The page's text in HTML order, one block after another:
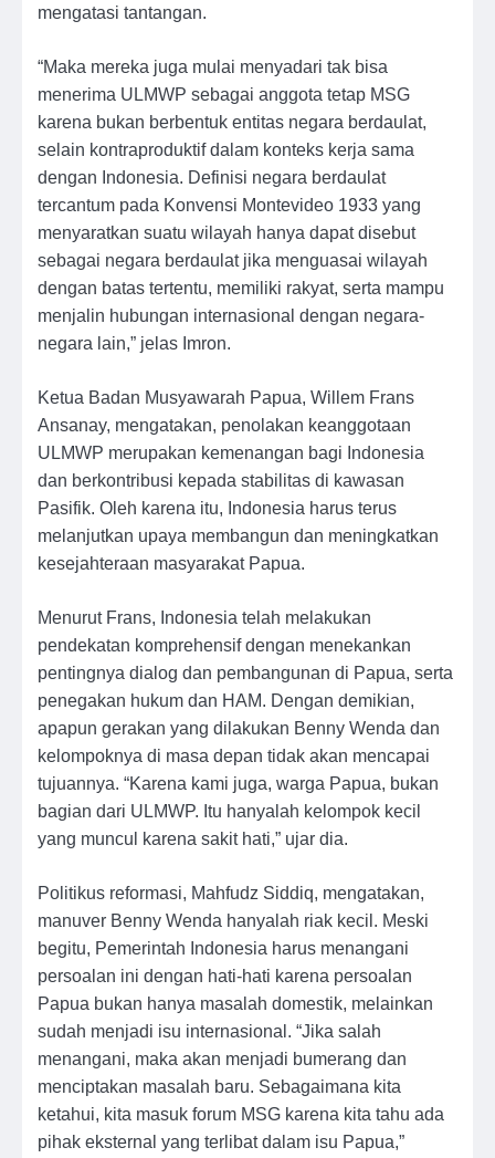
mengatasi tantangan.
“Maka mereka juga mulai menyadari tak bisa
menerima ULMWP sebagai anggota tetap MSG
karena bukan berbentuk entitas negara berdaulat,
selain kontraproduktif dalam konteks kerja sama
dengan Indonesia. Definisi negara berdaulat
tercantum pada Konvensi Montevideo 1933 yang
menyaratkan suatu wilayah hanya dapat disebut
sebagai negara berdaulat jika menguasai wilayah
dengan batas tertentu, memiliki rakyat, serta mampu
menjalin hubungan internasional dengan negara-
negara lain,” jelas Imron.
Ketua Badan Musyawarah Papua, Willem Frans
Ansanay, mengatakan, penolakan keanggotaan
ULMWP merupakan kemenangan bagi Indonesia
dan berkontribusi kepada stabilitas di kawasan
Pasifik. Oleh karena itu, Indonesia harus terus
melanjutkan upaya membangun dan meningkatkan
kesejahteraan masyarakat Papua.
Menurut Frans, Indonesia telah melakukan
pendekatan komprehensif dengan menekankan
pentingnya dialog dan pembangunan di Papua, serta
penegakan hukum dan HAM. Dengan demikian,
apapun gerakan yang dilakukan Benny Wenda dan
kelompoknya di masa depan tidak akan mencapai
tujuannya. “Karena kami juga, warga Papua, bukan
bagian dari ULMWP. Itu hanyalah kelompok kecil
yang muncul karena sakit hati,” ujar dia.
Politikus reformasi, Mahfudz Siddiq, mengatakan,
manuver Benny Wenda hanyalah riak kecil. Meski
begitu, Pemerintah Indonesia harus menangani
persoalan ini dengan hati-hati karena persoalan
Papua bukan hanya masalah domestik, melainkan
sudah menjadi isu internasional. “Jika salah
menangani, maka akan menjadi bumerang dan
menciptakan masalah baru. Sebagaimana kita
ketahui, kita masuk forum MSG karena kita tahu ada
pihak eksternal yang terlibat dalam isu Papua,”